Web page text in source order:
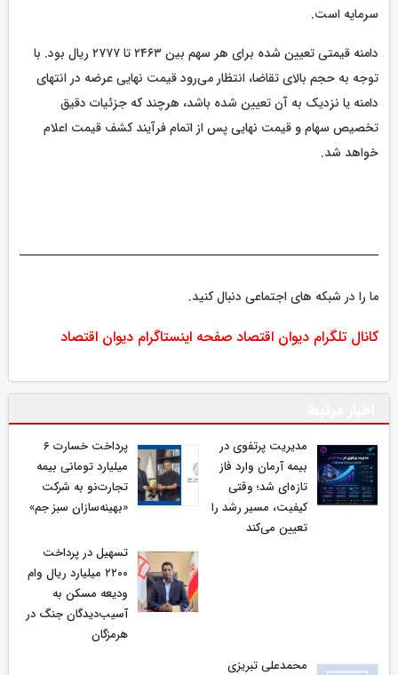
سرمایه است.
دامنه قیمتی تعیین شده برای هر سهم بین ۲۴۶۳ تا ۲۷۷۷ ریال بود. با
توجه به حجم بالای تقاضا، انتظار می‌رود قیمت نهایی عرضه در انتهای
دامنه یا نزدیک به آن تعیین شده باشد، هرچند که جزئیات دقیق
تخصیص سهام و قیمت نهایی پس از اتمام فرآیند کشف قیمت اعلام
خواهد شد.
ما را در شبکه های اجتماعی دنبال کنید.
کانال تلگرام دیوان اقتصاد صفحه اینستاگرام دیوان اقتصاد
مدیریت پرتفوی در
بیمه آرمان وارد فاز
تازه‌ای شد؛ وقتی
کیفیت، مسیر رشد را
تعیین می‌کند
پرداخت خسارت ۶
میلیارد تومانی بیمه
تجارت‌نو به شرکت
«بهینه‌سازان سبز جم»
تسهیل در پرداخت
۲۲۰۰ میلیارد ریال وام
ودیعه مسکن به
آسیب‌دیدگان جنگ در
هرمزگان
محمدعلی تبریزی